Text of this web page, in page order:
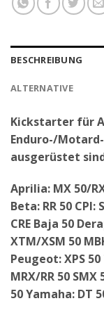
BESCHREIBUNG
ALTERNATIVE
Kickstarter für
Enduro-/
ausgerüstet
Aprilia: MX 50/
Beta: RR 50 CPI:
CRE Baja 50
XTM/XSM 50
Peugeot: XPS
MRX/RR 50
50 Yamaha: DT